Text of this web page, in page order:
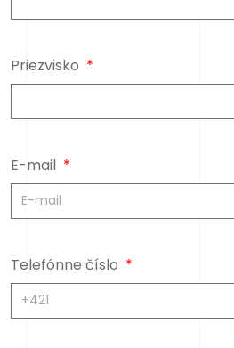
Priezvisko
E-mail
Telefónne číslo